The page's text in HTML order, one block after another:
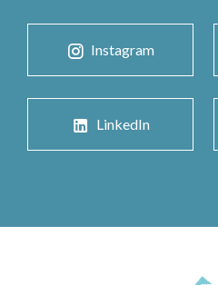
Instagram
LinkedIn